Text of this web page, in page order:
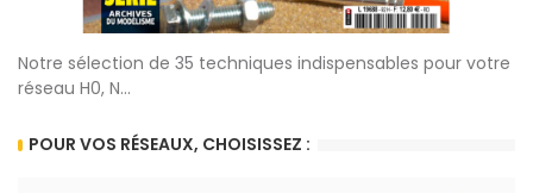
Notre sélection de 35 techniques indispensables pour votre
réseau H0, N...
POUR VOS RÉSEAUX, CHOISISSEZ :